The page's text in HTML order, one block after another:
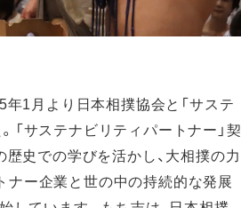
1月より日本相撲協会と「サステ
「サステナビリティパートナー」契
史での学びを活かし、大相撲の力
ー企業と世の中の持続的な発展